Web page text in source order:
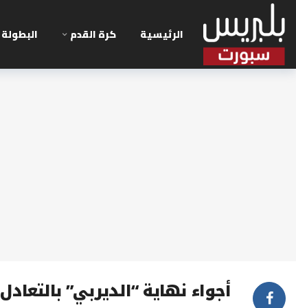
الرئيسية كرة القدم البطولة
أجواء نهاية “الديربي” بالتعادل 1/1 بين الرجاء والوداد